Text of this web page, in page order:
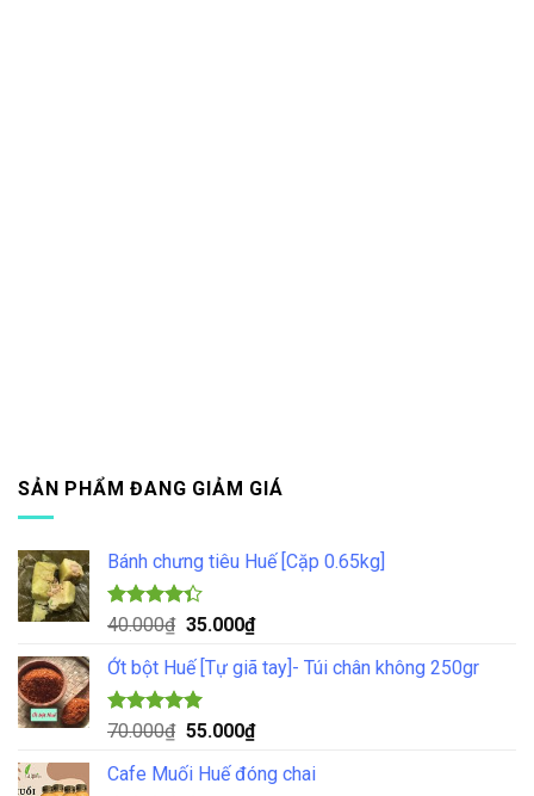
SẢN PHẨM ĐANG GIẢM GIÁ
Bánh chưng tiêu Huế [Cặp 0.65kg]
Được xếp
4.33
5 sao
40.000₫ Giá
là:
40.000₫.
35.000₫Giá
tại
35.000₫.
Ớt bột Huế [Tự giã tay]- Túi chân không 250gr
Được xếp
5.00
5 sao
70.000₫ Giá
là:
55.000₫Giá
tại
Cafe Muối Huế đóng chai